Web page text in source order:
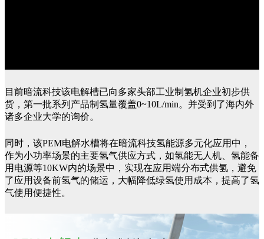
目前暗流科技该电解槽已向多家头部工业制氢机企业初步供
货，第一批系列产品制氢量覆盖0~10L/min。并受到了海内外
诸多企业大学的询价。
同时，该PEM电解水槽将在暗流科技氢能源多元化应用中，
作为小功率场景的主要氢气供应方式，如氢能无人机、氢能备
用电源等10KW内的场景中，实现在应用端分布式供氢，避免
了应用设备前氢气的储运，大幅降低绿氢使用成本，提高了氢
气使用便捷性。